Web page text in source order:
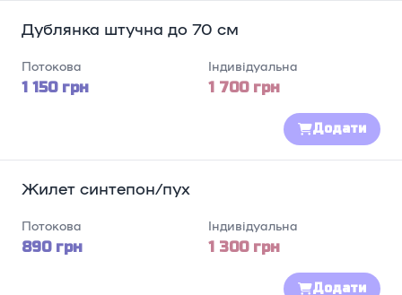
Дублянка штучна до 70 см
Потокова
1 150 грн
Індивідуальна
1 700 грн
Додати
Жилет синтепон/пух
Потокова
890 грн
Індивідуальна
1 300 грн
Додати